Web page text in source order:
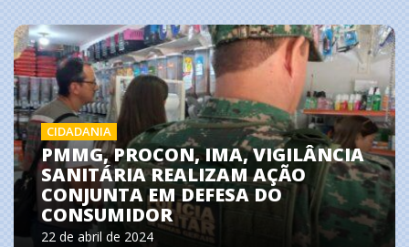
CIDADANIA
PMMG, PROCON, IMA, VIGILÂNCIA
SANITÁRIA REALIZAM AÇÃO
CONJUNTA EM DEFESA DO
CONSUMIDOR
22 de abril de 2024